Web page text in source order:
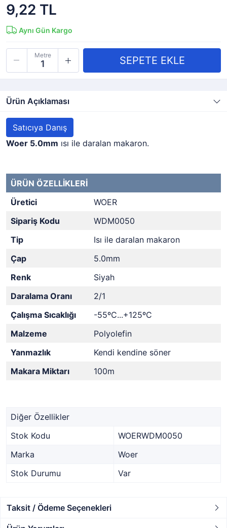
9,22 TL
Aynı Gün Kargo
Metre
Ürün Açıklaması
Satıcıya Danış
Woer 5.0mm ısı ile daralan makaron.
ÜRÜN ÖZELLİKLERİ
Üretici
WOER
Sipariş Kodu
WDM0050
Tip
Isı ile daralan makaron
Çap
5.0mm
Renk
Siyah
Daralama Oranı
2/1
Çalışma Sıcaklığı
-55ºC...+125ºC
Malzeme
Polyolefin
Yanmazlık
Kendi kendine söner
Makara Miktarı
100m
Diğer Özellikler
Stok Kodu
WOERWDM0050
Marka
Woer
Stok Durumu
Var
Taksit / Ödeme Seçenekleri